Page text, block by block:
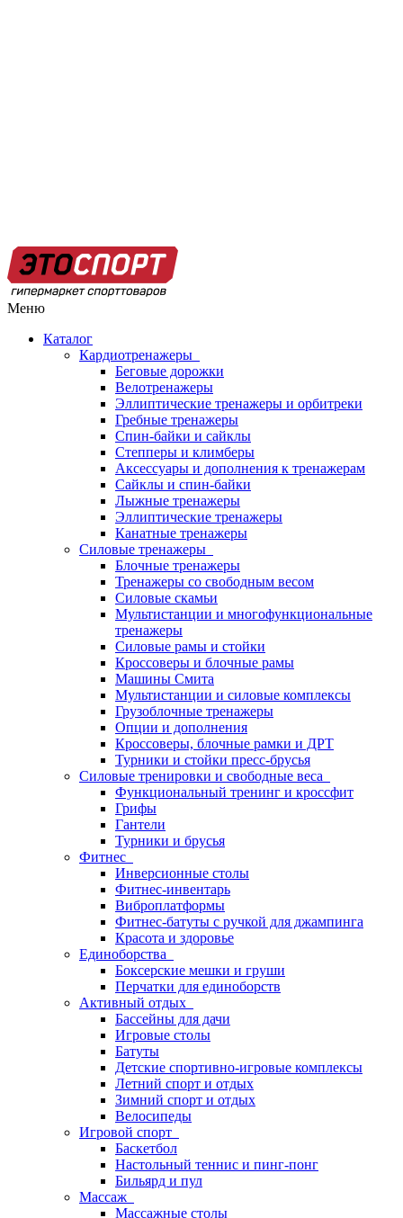
Меню
Каталог
Кардиотренажеры
Беговые дорожки
Велотренажеры
Эллиптические тренажеры и орбитреки
Гребные тренажеры
Спин-байки и сайклы
Степперы и климберы
Аксессуары и дополнения к тренажерам
Сайклы и спин-байки
Лыжные тренажеры
Эллиптические тренажеры
Канатные тренажеры
Силовые тренажеры
Блочные тренажеры
Тренажеры со свободным весом
Силовые скамьи
Мультистанции и многофункциональные
тренажеры
Силовые рамы и стойки
Кроссоверы и блочные рамы
Машины Смита
Мультистанции и силовые комплексы
Грузоблочные тренажеры
Опции и дополнения
Кроссоверы, блочные рамки и ДРТ
Турники и стойки пресс-брусья
Силовые тренировки и свободные веса
Функциональный тренинг и кроссфит
Грифы
Гантели
Турники и брусья
Фитнес
Инверсионные столы
Фитнес-инвентарь
Виброплатформы
Фитнес-батуты с ручкой для джампинга
Красота и здоровье
Единоборства
Боксерские мешки и груши
Перчатки для единоборств
Активный отдых
Бассейны для дачи
Игровые столы
Батуты
Детские спортивно-игровые комплексы
Летний спорт и отдых
Зимний спорт и отдых
Велосипеды
Игровой спорт
Баскетбол
Настольный теннис и пинг-понг
Бильярд и пул
Массаж
Массажные столы